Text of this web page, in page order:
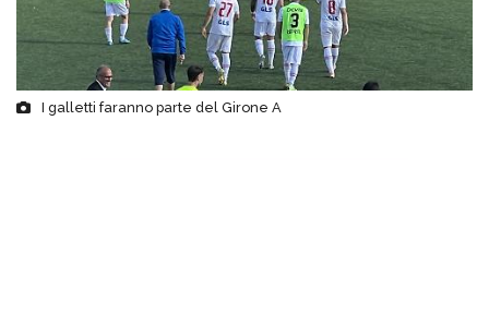
I galletti faranno parte del Girone A